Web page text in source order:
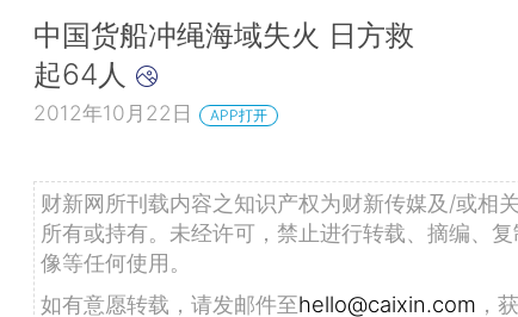
中国货船冲绳海域失火 日方救
起64人
2012年10月22日 APP打开
财新网所刊载内容之知识产权为财新传媒及/或相
所有或持有。未经许可，禁止进行转载、摘编、
像等任何使用。
如有意愿转载，请发邮件至hello@caixin.com ，